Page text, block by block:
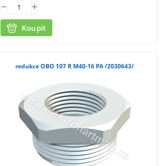
Koupit
redukce OBO 107 R M40-16 PA /2030643/